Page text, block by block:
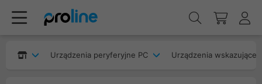
Urządzenia peryferyjne PC Urządzenia wskazujące